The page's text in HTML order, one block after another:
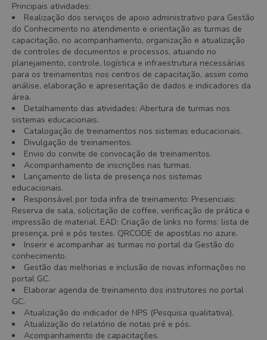
Principais atividades:
Realização dos serviços de apoio administrativo para Gestão
do Conhecimento no atendimento e orientação as turmas de
capacitação, no acompanhamento, organização e atualização
de controles de documentos e processos, atuando no
planejamento, controle, logística e infraestrutura necessárias
para os treinamentos nos centros de capacitação, assim como
análise, elaboração e apresentação de dados e indicadores da
área.
Detalhamento das atividades: Abertura de turmas nos
sistemas educacionais.
Catalogação de treinamentos nos sistemas educacionais.
Divulgação de treinamentos.
Envio do convite de convocação de treinamentos.
Acompanhamento de inscrições nas turmas.
Lançamento de lista de presença nos sistemas
educacionais.
Responsável por toda infra de treinamento: Presenciais:
Reserva de sala, solicitação de coffee, verificação de prática e
impressão de material. EAD: Criação de links no forms: lista de
presença, pré e pós testes. QRCODE de apostilas no azure.
Inserir e acompanhar as turmas no portal da Gestão do
conhecimento.
Gestão das melhorias e inclusão de novas informações no
portal GC.
Elaborar agenda de treinamento dos instrutores no portal
GC.
Atualização do indicador de NPS (Pesquisa qualitativa).
Atualização do relatório de notas pré e pós.
Acompanhamento de capacitações.